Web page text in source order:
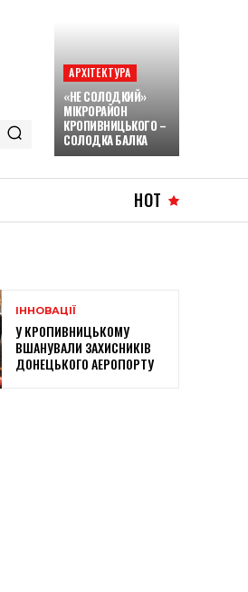
АРХІТЕКТУРА
«НЕ СОЛОДКИЙ»
МІКРОРАЙОН
КРОПИВНИЦЬКОГО –
СОЛОДКА БАЛКА
HOT
ІННОВАЦІЇ
У КРОПИВНИЦЬКОМУ
ВШАНУВАЛИ ЗАХИСНИКІВ
ДОНЕЦЬКОГО АЕРОПОРТУ